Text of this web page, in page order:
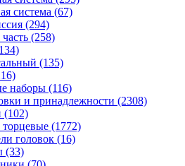
система (67)
(294)
(258)
(135)
наборы (116)
и принадлежности (2308)
(102)
торцевые (1772)
головок (16)
(33)